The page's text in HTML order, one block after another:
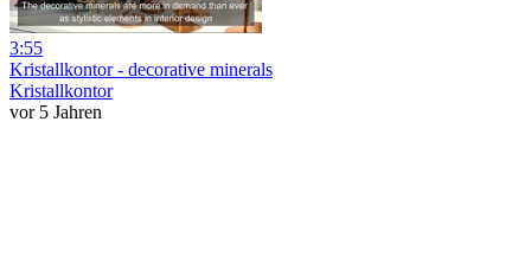
3:55
Kristallkontor - decorative minerals
Kristallkontor
vor 5 Jahren